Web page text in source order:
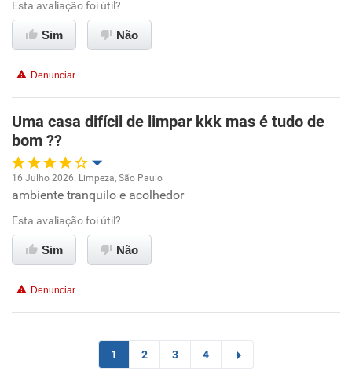
Ambiente de trabalho
Benefícios
Recomenda esta empresa
Recomenda a diretoria
Esta avaliação foi útil?
Sim Não
Denunciar
Uma casa difícil de limpar kkk mas é tudo de
bom ??
Oportunidade de promoção
Ambiente de trabalho
Benefícios
Recomenda esta empresa
16 Julho 2026. Limpeza, São Paulo
ambiente tranquilo e acolhedor
Esta avaliação foi útil?
Sim Não
Denunciar
1 2 3 4